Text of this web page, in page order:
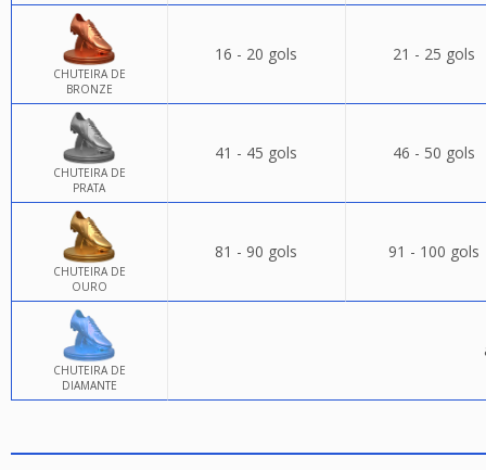
CHUTEIRA DE
BRONZE
16 - 20 gols 21 - 25 gols
CHUTEIRA DE
PRATA
41 - 45 gols 46 - 50 gols
CHUTEIRA DE
OURO
81 - 90 gols 91 - 100 gols
CHUTEIRA DE
DIAMANTE